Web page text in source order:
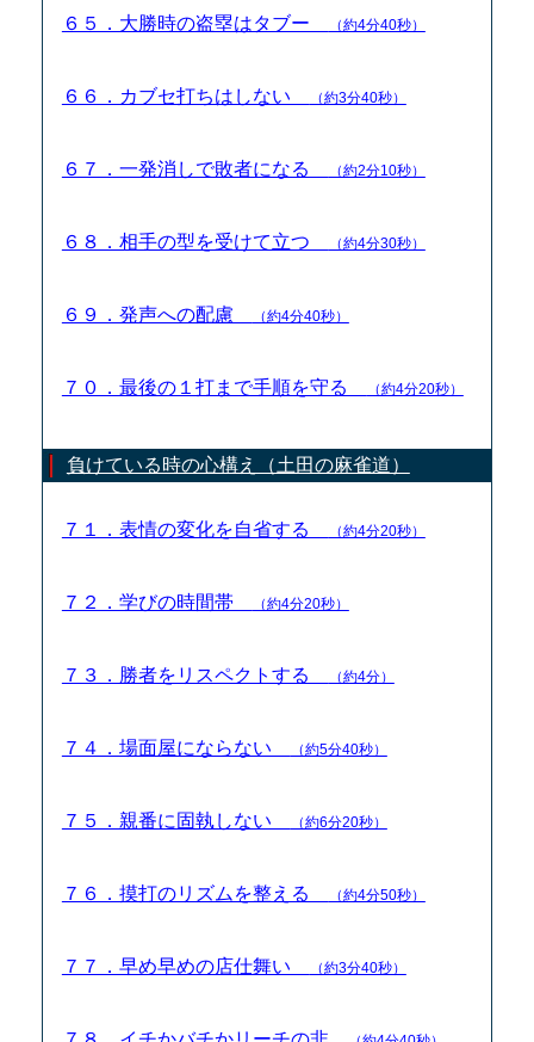
６５．大勝時の盗塁はタブー （約4分40秒）
６６．カブセ打ちはしない （約3分40秒）
６７．一発消しで敗者になる （約2分10秒）
６８．相手の型を受けて立つ （約4分30秒）
６９．発声への配慮 （約4分40秒）
７０．最後の１打まで手順を守る （約4分20秒）
負けている時の心構え（土田の麻雀道）
７１．表情の変化を自省する （約4分20秒）
７２．学びの時間帯 （約4分20秒）
７３．勝者をリスペクトする （約4分）
７４．場面屋にならない （約5分40秒）
７５．親番に固執しない （約6分20秒）
７６．摸打のリズムを整える （約4分50秒）
７７．早め早めの店仕舞い （約3分40秒）